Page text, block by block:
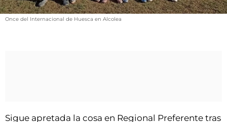
FIESTAS DE SAN LORENZO
Once del Internacional de Huesca en Alcolea
Sigue apretada la cosa en Regional Preferente tras